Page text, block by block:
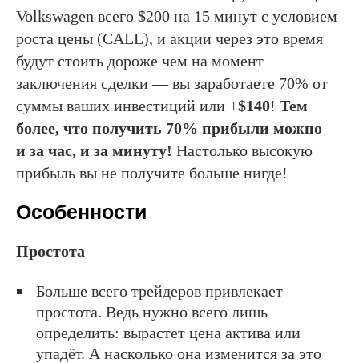
Volkswagen всего $200 на 15 минут с условием
роста цены (CALL), и акции через это время
будут стоить дороже чем на момент
заключения сделки — вы заработаете 70% от
суммы ваших инвестиций или +$140! Тем
более, что получить 70% прибыли можно
и за час, и за минуту! Настолько высокую
прибыль вы не получите больше нигде!
Особенности
Простота
Больше всего трейдеров привлекает
простота. Ведь нужно всего лишь
определить: вырастет цена актива или
упадёт. А насколько она изменится за это